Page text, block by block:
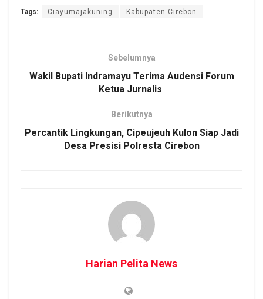
Tags: Ciayumajakuning Kabupaten Cirebon
Sebelumnya
Wakil Bupati Indramayu Terima Audensi Forum
Ketua Jurnalis
Berikutnya
Percantik Lingkungan, Cipeujeuh Kulon Siap Jadi
Desa Presisi Polresta Cirebon
Harian Pelita News